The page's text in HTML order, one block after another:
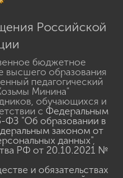
Российской
бюджетное
высшего образования
педагогический
Минина"
обучающихся и
с Федеральным
ФЗ "Об образовании в
законом от
данных",
РФ от 20.10.2021 №
и обязательствах